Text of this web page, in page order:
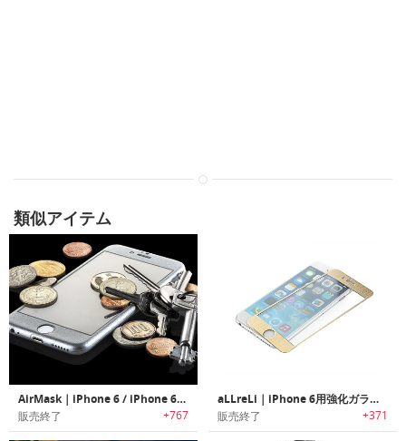
類似アイテム
AirMask｜iPhone 6 / iPhone 6+用エアマスク
販売終了 +767
aLLreLi｜iPhone 6用強化ガラススクリーンプロテクター「オールリライ」
販売終了 +371